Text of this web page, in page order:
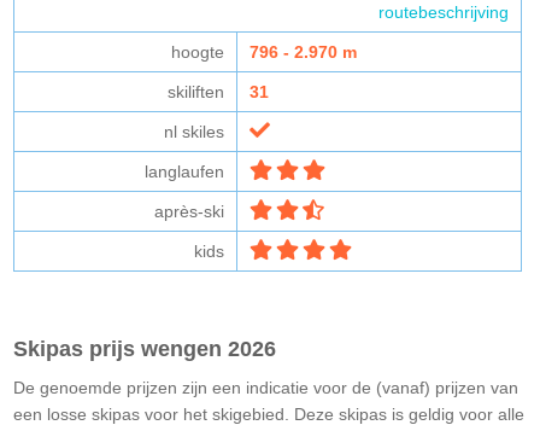
routebeschrijving
hoogte 796 - 2.970 m
skiliften 31
nl skiles
langlaufen
après-ski
kids
Skipas prijs wengen 2026
De genoemde prijzen zijn een indicatie voor de (vanaf) prijzen van
een losse skipas voor het skigebied. Deze skipas is geldig voor alle